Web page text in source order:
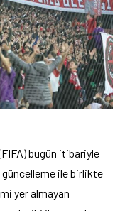
bugün itibariyle
güncelleme ile birlikte
yer almayan